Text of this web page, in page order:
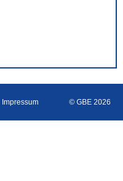
Impressum © GBE 2026